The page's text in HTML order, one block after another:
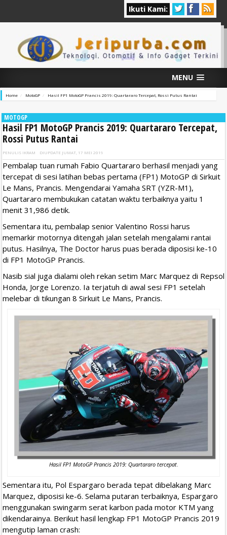
Ikuti Kami:
MENU
Home MotoGP Hasil FP1 MotoGP Prancis 2019: Quartararo Tercepat, Rossi Putus Rantai
MOTOGP
Hasil FP1 MotoGP Prancis 2019: Quartararo Tercepat,
Rossi Putus Rantai
PENULIS IKRAM DIUPDATE JUMAT, 17 MEI 2019
Pembalap tuan rumah Fabio Quartararo berhasil menjadi yang
tercepat di sesi latihan bebas pertama (FP1) MotoGP di Sirkuit
Le Mans, Prancis. Mengendarai Yamaha SRT (YZR-M1),
Quartararo membukukan catatan waktu terbaiknya yaitu 1
menit 31,986 detik.
Sementara itu, pembalap senior Valentino Rossi harus
memarkir motornya ditengah jalan setelah mengalami rantai
putus. Hasilnya, The Doctor harus puas berada diposisi ke-10
di FP1 MotoGP Prancis.
Nasib sial juga dialami oleh rekan setim Marc Marquez di Repsol
Honda, Jorge Lorenzo. Ia terjatuh di awal sesi FP1 setelah
melebar di tikungan 8 Sirkuit Le Mans, Prancis.
Hasil FP1 MotoGP Prancis 2019: Quartararo tercepat.
Sementara itu, Pol Espargaro berada tepat dibelakang Marc
Marquez, diposisi ke-6. Selama putaran terbaiknya, Espargaro
menggunakan swingarm serat karbon pada motor KTM yang
dikendarainya. Berikut hasil lengkap FP1 MotoGP Prancis 2019
mengutip laman crash: